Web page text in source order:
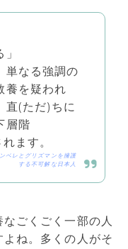
単なる強調の
養を疑われ
直(ただ)ちに
層階
ます。
ベレとグリズマンを擁護
する不可解な日本人
ごくごく一部の人
ね。多くの人がそ